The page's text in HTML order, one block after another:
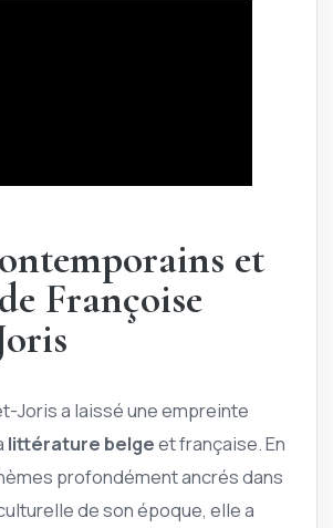
et
Françoise
Joris a laissé une empreinte
littérature belgeet française. En
profondément ancrés dans
de son époque, elle a